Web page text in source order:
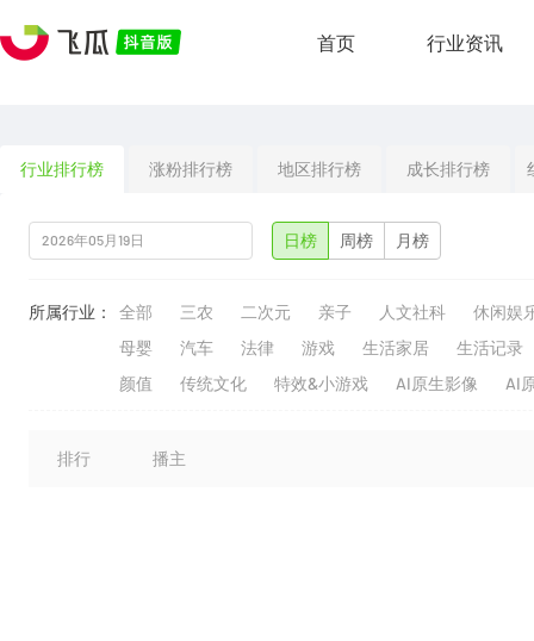
首页 行业资讯
行业排行榜 涨粉排行榜 地区排行榜 成长排行榜
日榜 周榜 月榜
所属行业： 全部 三农 二次元 亲子 人文社科
休闲娱
母婴
汽车 法律 游戏 生活家居
生活记录
颜值
传统文化 特效&小游戏 AI原生影像 AI
排行 播主